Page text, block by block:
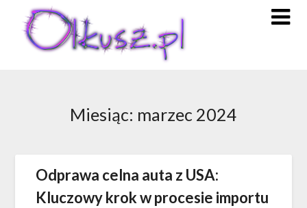
content
Miesiąc: marzec 2024
Odprawa celna auta z USA:
Kluczowy krok w procesie importu